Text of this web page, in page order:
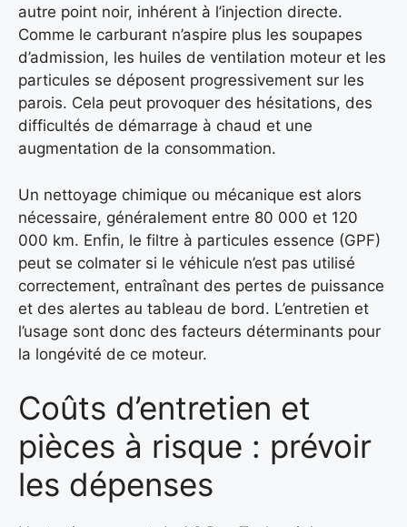
autre point noir, inhérent à l’injection directe.
Comme le carburant n’aspire plus les soupapes
d’admission, les huiles de ventilation moteur et les
particules se déposent progressivement sur les
parois. Cela peut provoquer des hésitations, des
difficultés de démarrage à chaud et une
augmentation de la consommation.
Un nettoyage chimique ou mécanique est alors
nécessaire, généralement entre 80 000 et 120
000 km. Enfin, le filtre à particules essence (GPF)
peut se colmater si le véhicule n’est pas utilisé
correctement, entraînant des pertes de puissance
et des alertes au tableau de bord. L’entretien et
l’usage sont donc des facteurs déterminants pour
la longévité de ce moteur.
Coûts d’entretien et
pièces à risque : prévoir
les dépenses